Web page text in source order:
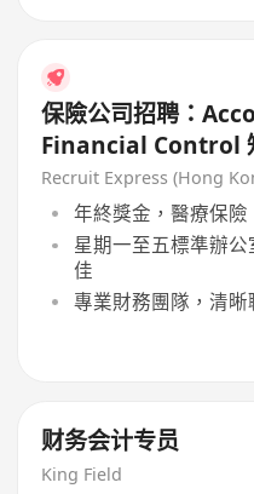
保險公司招聘：
Financial Control
司 – 財務及會計部（
Recruit Express (Hong
年終獎金，醫療保險
星期一至五標準辦
佳
專業財務團隊，清
财务会计专员
King Field